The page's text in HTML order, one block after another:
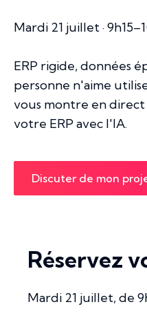
Mardi 21 juillet ·
ERP rigide, données
personne n'aime
vous montre en
votre ERP avec l'IA.
Discuter de mon
Réservez
Mardi 21 juillet, de